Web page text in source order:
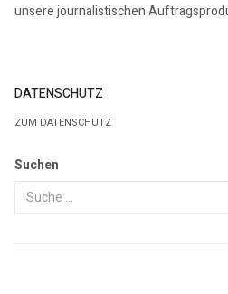
unsere journalistischen
DATENSCHUTZ
ZUM DATENSCHUTZ
Suchen